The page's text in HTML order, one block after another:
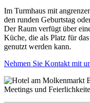
Im Turmhaus mit
den runden Geburtstag
Der Raum verfügt über
Küche, die als Platz für
genutzt werden kann.
Nehmen Sie Kontakt mit